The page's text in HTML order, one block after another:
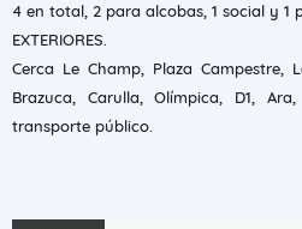
4 en total, 2 para alcobas, 1 social y 1
EXTERIORES.
Cerca Le Champ, Plaza Campestre,
Brazuca, Carulla, Olímpica, D1,
transporte público.